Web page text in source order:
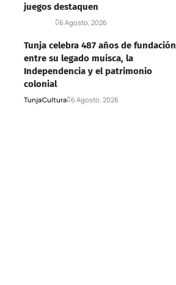
juegos destaquen
6 Agosto, 2026
Tunja celebra 487 años de fundación
entre su legado muisca, la
Independencia y el patrimonio
colonial
TunjaCultura 6 Agosto, 2026